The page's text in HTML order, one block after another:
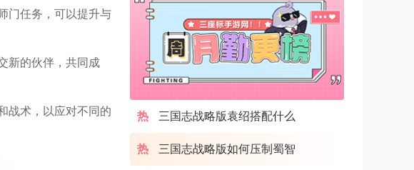
门任务，可以提升与
新的伙伴，共同成
战术，以应对不同的 三国志战略版袁绍搭配什么
三国志战略版如何压制蜀智